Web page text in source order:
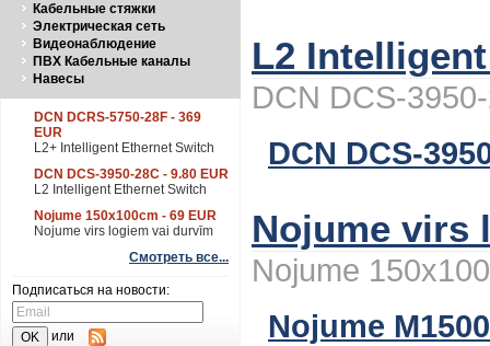
Кабельные стяжки
Электрическая сеть
Видеонаблюдение
ПВХ Кабельные каналы
Навесы
DCN DCRS-5750-28F - 369
EUR
L2+ Intelligent Ethernet Switch
DCN DCS-3950-28C - 9.80 EUR
L2 Intelligent Ethernet Switch
Nojume 150x100cm - 69 EUR
Nojume virs logiem vai durvīm
Смотреть все...
Подписаться на новости:
или
L2
DCN DCS-
DCN DCS-
Nojume virs
Nojume
Nojume